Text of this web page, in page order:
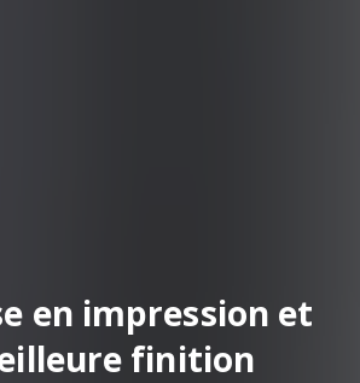
en impression et
finition